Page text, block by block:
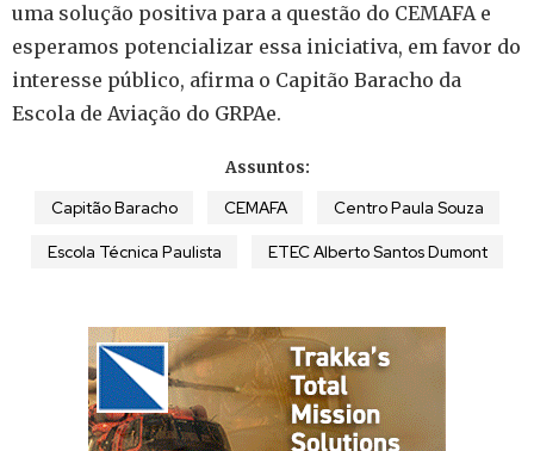
uma solução positiva para a questão do CEMAFA e
esperamos potencializar essa iniciativa, em favor do
interesse público, afirma o Capitão Baracho da
Escola de Aviação do GRPAe.
Assuntos:
Capitão Baracho CEMAFA Centro Paula Souza
Escola Técnica Paulista ETEC Alberto Santos Dumont